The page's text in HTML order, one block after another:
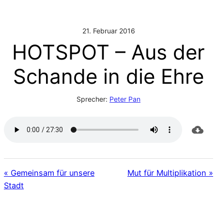
21. Februar 2016
HOTSPOT – Aus der
Schande in die Ehre
Sprecher: Peter Pan
« Gemeinsam für unsere
Stadt
Mut für Multiplikation »